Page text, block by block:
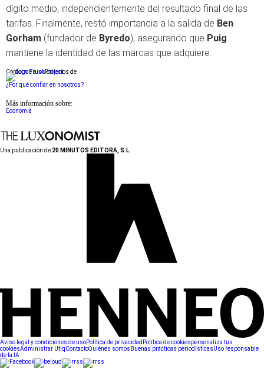
dígito medio, independientemente del resultado final de las
tarifas. Finalmente, restó importancia a la salida de Ben
Gorham (fundador de Byredo), asegurando que Puig
mantiene la identidad de las marcas que adquiere.
Conforme a los criterios de
¿Por qué confiar en nosotros?
Más información sobre:
Economia
Una publicación de:20 MINUTOS EDITORA, S.L.
Aviso legal y condiciones de usoPolítica de privacidad Política de cookiespersonaliza tus
cookiesAdministrar UtiqContactoQuiénes somos Buenas prácticas periodísticasUso responsable
de la IA